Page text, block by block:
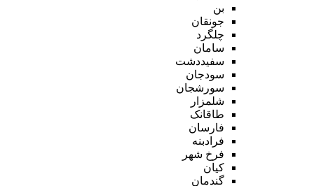
بن
جونقان
چلگرد
سامان
سفیددشت
سودجان
سورشجان
شلمزار
طاقانک
فارسان
فرادبنه
فرخ شهر
کیان
گندمان